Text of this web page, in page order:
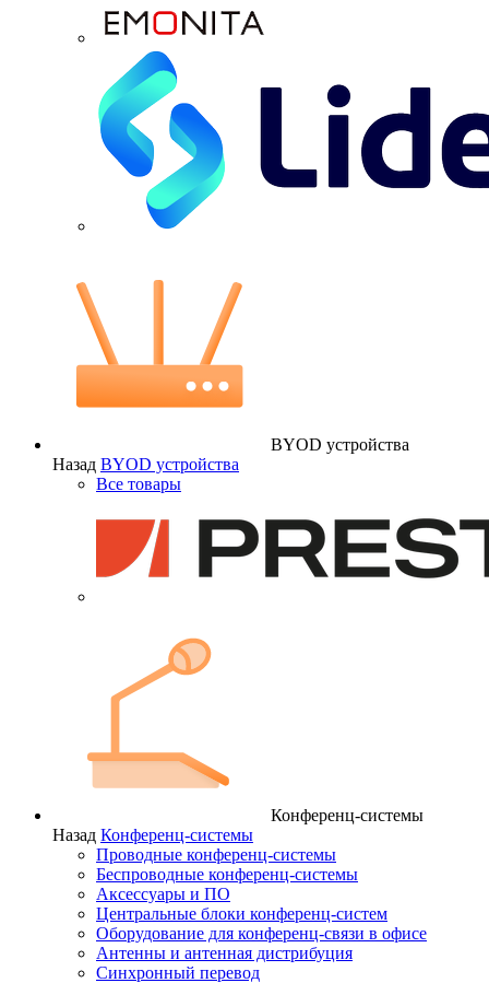
BYOD устройства
Назад BYOD устройства
Все товары
Конференц-системы
Назад Конференц-системы
Проводные конференц-системы
Беспроводные конференц-системы
Аксессуары и ПО
Центральные блоки конференц-систем
Оборудование для конференц-связи в офисе
Антенны и антенная дистрибуция
Синхронный перевод